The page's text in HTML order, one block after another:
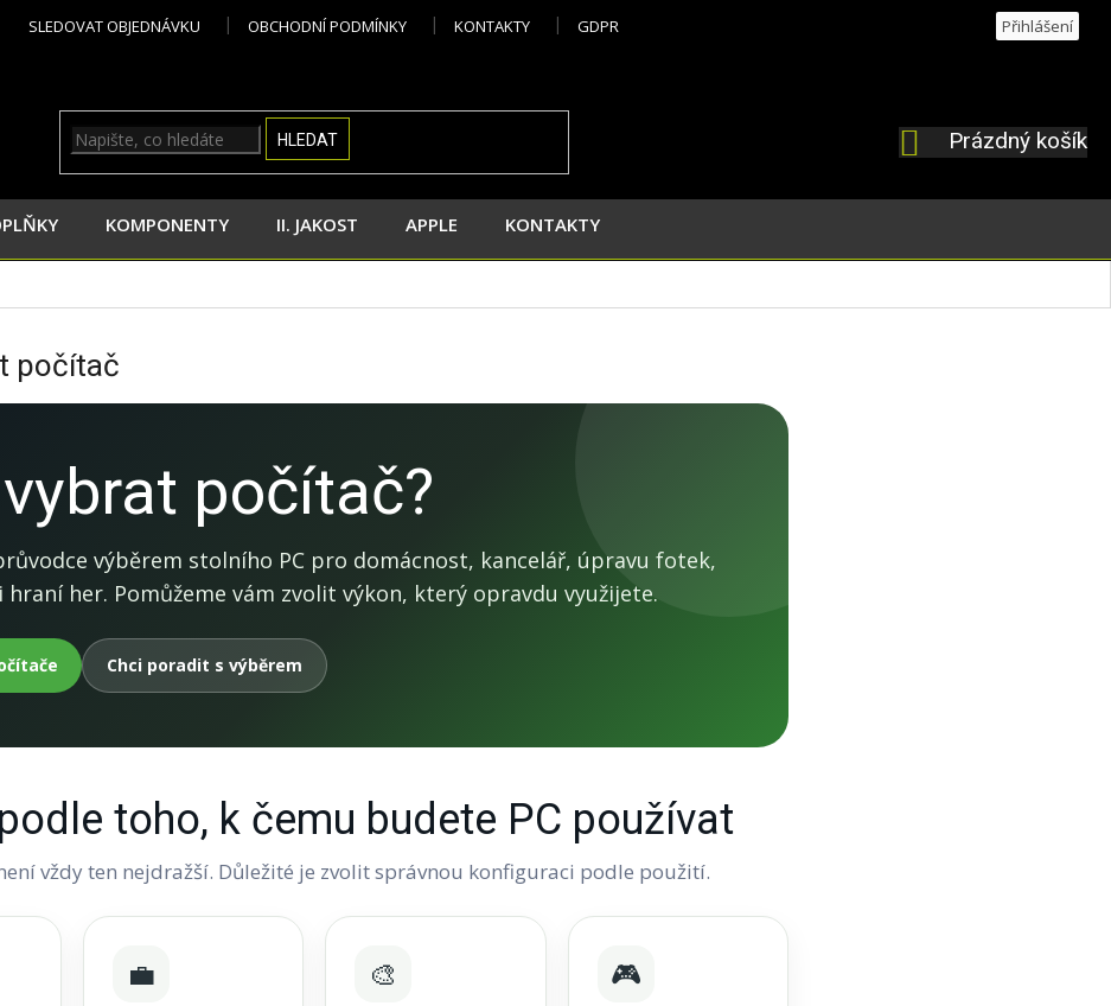
SLEDOVAT OBJEDNÁVKU OBCHODNÍ PODMÍNKY KONTAKTY GDPR Přihlášení
HLEDAT
NÁKUPNÍ
Prázdný košík
KOMPONENTY II. JAKOST APPLE KONTAKTY
počítač
počítač?
výběrem stolního PC pro domácnost, kancelář, úpravu fotek,
hraní her. Pomůžeme vám zvolit výkon, který opravdu využijete.
Chci poradit s výběrem
toho, k čemu budete PC používat
vždy ten nejdražší. Důležité je zvolit správnou konfiguraci podle použití.
💼 🎨 🎮